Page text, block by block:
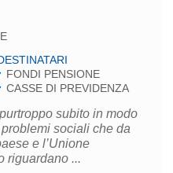
FONDI PENSIONE
CASSE DI PREVIDENZA
subito in modo
sociali che da
e l’Unione
riguardano ...